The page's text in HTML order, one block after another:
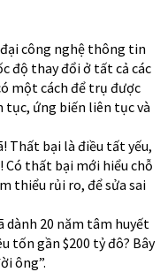
công nghệ thông tin
độ thay đổi ở tất cả các
một cách để trụ được
ứng biến liên tục và
Thất bại là điều tất yếu,
Có thất bại mới hiểu chỗ
thiểu rủi ro, để sửa sai
dành 20 năm tâm huyết
tốn gần $200 tỷ đô? Bây
ông”.